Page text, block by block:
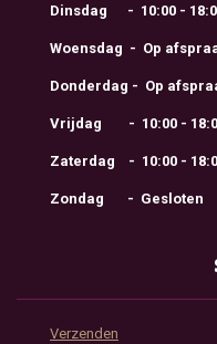
Dinsdag - 10:00 -
Woensdag - Op
Donderdag - Op
Vrijdag - 10:00 -
Zaterdag - 10:00 -
Zondag - Gesloten
Verzenden